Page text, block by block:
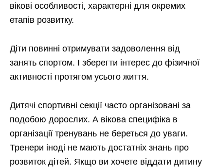
вікові особливості, характерні для окремих
етапів розвитку.
Діти повинні отримувати задоволення від
занять спортом. І зберегти інтерес до фізичної
активності протягом усього життя.
Дитячі спортивні секції часто організовані за
подобою дорослих. А вікова специфіка в
організації тренувань не береться до уваги.
Тренери іноді не мають достатніх знань про
розвиток дітей. Якщо ви хочете віддати дитину